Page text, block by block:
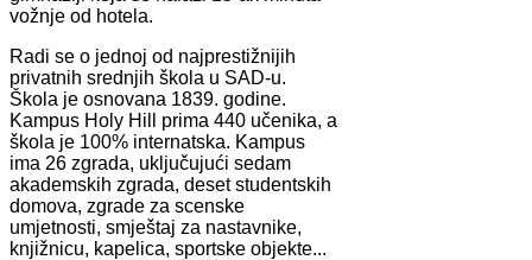
vožnje od hotela.
Radi se o jednoj od najprestižnijih
privatnih srednjih škola u SAD-u.
Škola je osnovana 1839. godine.
Kampus Holy Hill prima 440 učenika, a
škola je 100% internatska. Kampus
ima 26 zgrada, uključujući sedam
akademskih zgrada, deset studentskih
domova, zgrade za scenske
umjetnosti, smještaj za nastavnike,
knjižnicu, kapelica, sportske objekte...